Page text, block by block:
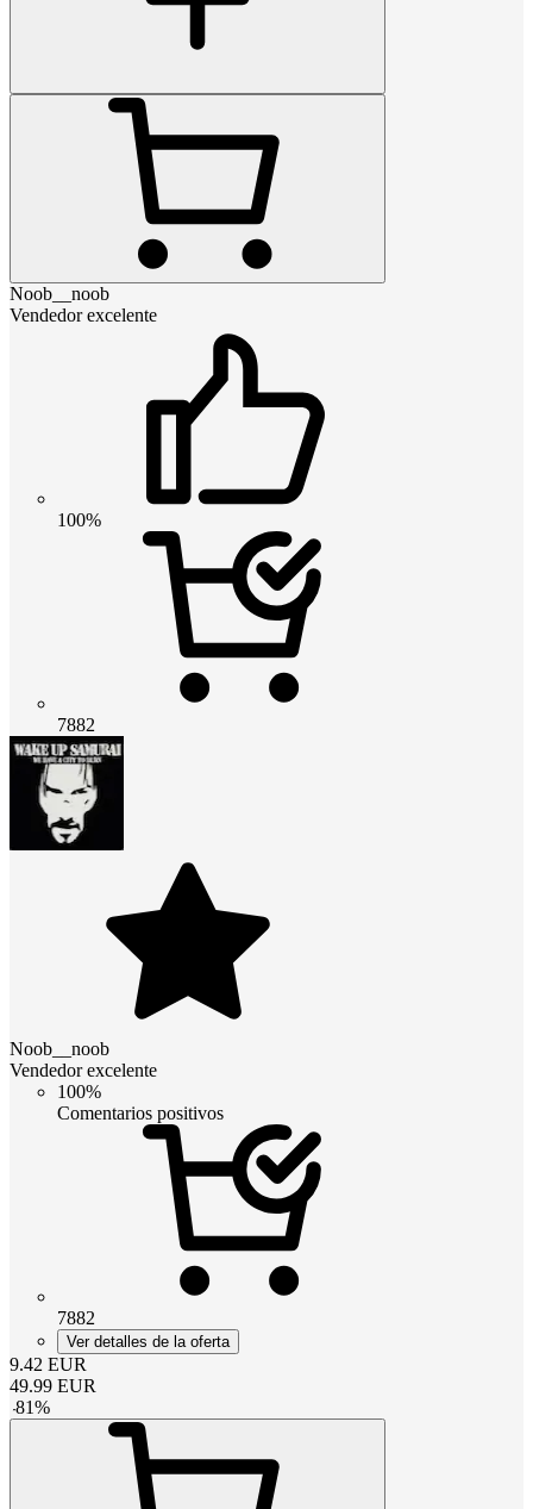
Noob__noob
Vendedor excelente
100%
7882
Noob__noob
Vendedor excelente
100%
Comentarios positivos
7882
Ver detalles de la oferta
9.42 EUR
49.99 EUR
-81%